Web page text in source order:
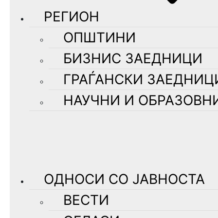
РЕГИОН
ОПШТИНИ
БИЗНИС ЗАЕДНИЦИ
ГРАЃАНСКИ
НАУЧНИ И
ОДНОСИ СО ЈАВНОСТА
ВЕСТИ